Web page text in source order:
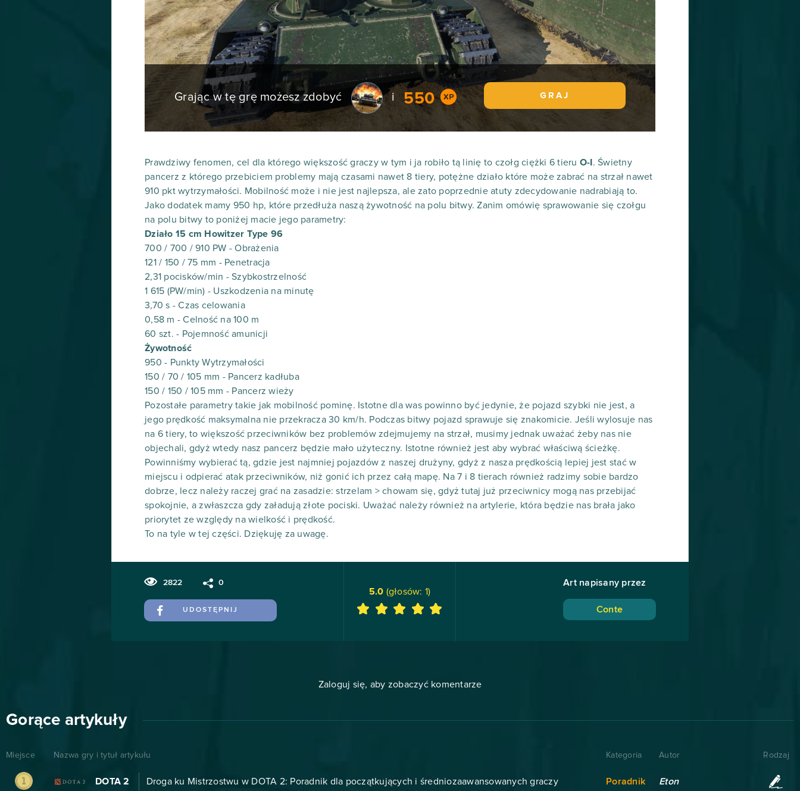
Grając w tę grę możesz zdobyć i 550 GRAJ
Prawdziwy fenomen, cel dla którego większość graczy w tym i ja robiło tą linię to czołg ciężki 6 tieru O-I. Świetny
pancerz z którego przebiciem problemy mają czasami nawet 8 tiery, potężne działo które może zabrać na strzał nawet
910 pkt wytrzymałości. Mobilność może i nie jest najlepsza, ale zato poprzednie atuty zdecydowanie nadrabiają to.
Jako dodatek mamy 950 hp, które przedłuża naszą żywotność na polu bitwy. Zanim omówię sprawowanie się czołgu
na polu bitwy to poniżej macie jego parametry:
Działo 15 cm Howitzer Type 96
700 / 700 / 910 PW - Obrażenia
121 / 150 / 75 mm - Penetracja
2,31 pocisków/min - Szybkostrzelność
1 615 (PW/min) - Uszkodzenia na minutę
3,70 s - Czas celowania
0,58 m - Celność na 100 m
60 szt. - Pojemność amunicji
Żywotność
950 - Punkty Wytrzymałości
150 / 70 / 105 mm - Pancerz kadłuba
150 / 150 / 105 mm - Pancerz wieży
Pozostałe parametry takie jak mobilność pominę. Istotne dla was powinno być jedynie, że pojazd szybki nie jest, a
jego prędkość maksymalna nie przekracza 30 km/h. Podczas bitwy pojazd sprawuje się znakomicie. Jeśli wylosuje nas
na 6 tiery, to większość przeciwników bez problemów zdejmujemy na strzał, musimy jednak uważać żeby nas nie
objechali, gdyż wtedy nasz pancerz będzie mało użyteczny. Istotne również jest aby wybrać właściwą ścieżkę.
Powinniśmy wybierać tą, gdzie jest najmniej pojazdów z naszej drużyny, gdyż z nasza prędkością lepiej jest stać w
miejscu i odpierać atak przeciwników, niż gonić ich przez całą mapę. Na 7 i 8 tierach również radzimy sobie bardzo
dobrze, lecz należy raczej grać na zasadzie: strzelam > chowam się, gdyż tutaj już przeciwnicy mogą nas przebijać
spokojnie, a zwłaszcza gdy załadują złote pociski. Uważać należy również na artylerie, która będzie nas brała jako
priorytet ze względy na wielkość i prędkość.
To na tyle w tej części. Dziękuję za uwagę.
2822 0
UDOSTĘPNIJ
5.0 (głosów: 1)
Art napisany przez
Conte
Zaloguj się, aby zobaczyć komentarze
Gorące artykuły
Miejsce Nazwa gry i tytuł artykułu Kategoria Autor Rodzaj
DOTA 2 Droga ku Mistrzostwu w DOTA 2: Poradnik dla początkujących i średniozaawansowanych graczy Poradnik Eton